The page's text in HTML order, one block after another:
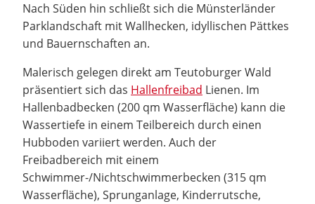
Nach Süden hin schließt sich die Münsterländer
Parklandschaft mit Wallhecken, idyllischen Pättkes
und Bauernschaften an.
Malerisch gelegen direkt am Teutoburger Wald
präsentiert sich das Hallenfreibad Lienen. Im
Hallenbadbecken (200 qm Wasserfläche) kann die
Wassertiefe in einem Teilbereich durch einen
Hubboden variiert werden. Auch der
Freibadbereich mit einem
Schwimmer-/Nichtschwimmerbecken (315 qm
Wasserfläche), Sprunganlage, Kinderrutsche,